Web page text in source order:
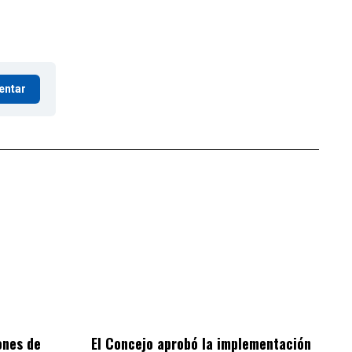
de El Concejo aprobó la implementación